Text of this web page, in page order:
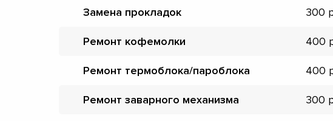
Замена прокладок 300
Ремонт кофемолки 400
Ремонт термоблока/пароблока 400
Ремонт заварного механизма 300